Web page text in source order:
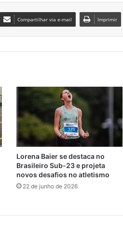
Compartilhar via e-mail Imprimir
Lorena Baier se destaca no
Brasileiro Sub-23 e projeta
novos desafios no atletismo
22 de junho de 2026